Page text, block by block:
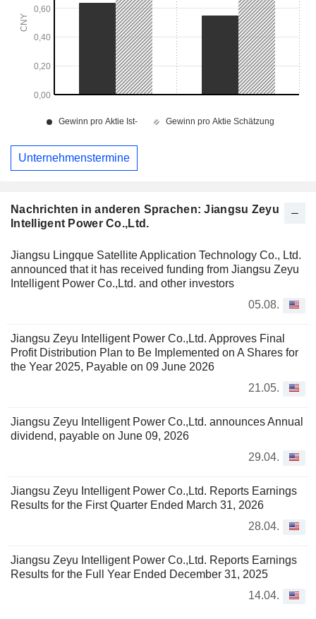
Nachrichten in anderen Sprachen: Jiangsu Zeyu
Intelligent Power Co.,Ltd.
Jiangsu Lingque Satellite Application Technology Co., Ltd.
announced that it has received funding from Jiangsu Zeyu
Intelligent Power Co.,Ltd. and other investors
05.08.
Jiangsu Zeyu Intelligent Power Co.,Ltd. Approves Final
Profit Distribution Plan to Be Implemented on A Shares for
the Year 2025, Payable on 09 June 2026
21.05.
Jiangsu Zeyu Intelligent Power Co.,Ltd. announces Annual
dividend, payable on June 09, 2026
29.04.
Jiangsu Zeyu Intelligent Power Co.,Ltd. Reports Earnings
Results for the First Quarter Ended March 31, 2026
28.04.
Jiangsu Zeyu Intelligent Power Co.,Ltd. Reports Earnings
Results for the Full Year Ended December 31, 2025
14.04.
Unternehmenstermine